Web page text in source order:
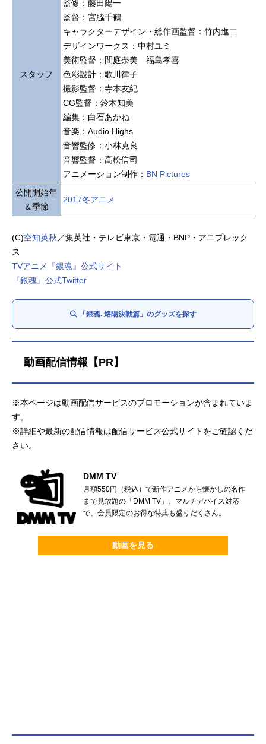
スタッフ
監修：藤田陽一
監督：宮脇千鶴
キャラクターデザイン・総作画監督：竹内進二
デザインワークス：中村ユミ
美術監督：間庭奈美 福島孝喜
色彩設計：歌川律子
撮影監督：寺本友紀
CG監督：鈴木知美
編集：白石あかね
音楽：Audio Highs
音響監修：小林克良
音響監督：高松信司
アニメーション制作： BN Pictures
公開開始年
＆季節
2017冬アニメ
(C)空知英秋 ／集英社・テレビ東京・電通・BNP・アニプレック
ス
TVアニメ『銀魂』公式サイト
『銀魂』公式Twitter
「銀魂. 烙陽決戦篇」のグッズを探す
動画配信情報【PR】
※本ページは動画配信サービスのプロモーションが含まれていま
す。
※詳細や最新の配信情報は配信サービス公式サイトをご確認くだ
さい。
DMM TV
月額550円（税込）で新作アニメから懐かしの名作
まで見放題の「DMM TV」。マルチデバイス対応
で、会員限定のお得な特典も盛りだくさん。
動画を見る